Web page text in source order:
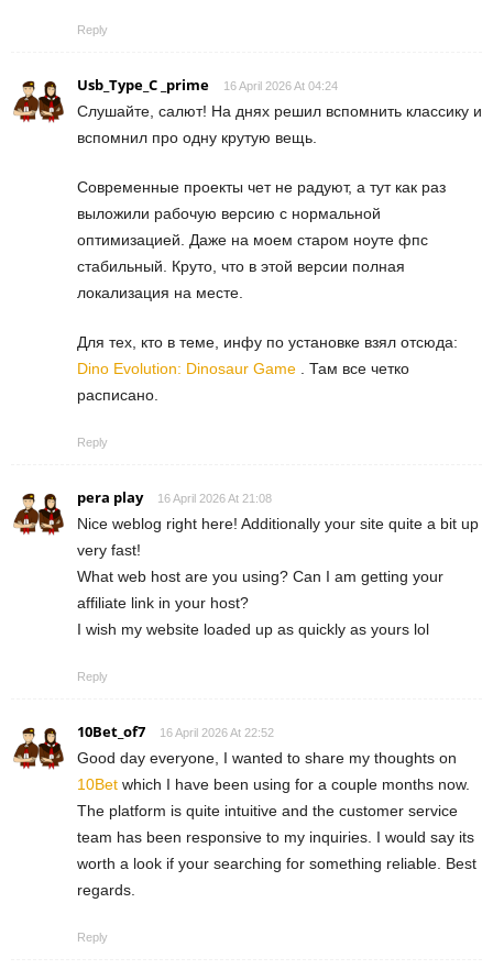
Reply
Usb_Type_C _prime 16 April 2026 At 04:24
Слушайте, салют! На днях решил вспомнить классику и
вспомнил про одну крутую вещь.
Современные проекты чет не радуют, а тут как раз
выложили рабочую версию с нормальной
оптимизацией. Даже на моем старом ноуте фпс
стабильный. Круто, что в этой версии полная
локализация на месте.
Для тех, кто в теме, инфу по установке взял отсюда:
Dino Evolution: Dinosaur Game . Там все четко
расписано.
Reply
pera play 16 April 2026 At 21:08
Nice weblog right here! Additionally your site quite a bit up
very fast!
What web host are you using? Can I am getting your
affiliate link in your host?
I wish my website loaded up as quickly as yours lol
Reply
10Bet_of7 16 April 2026 At 22:52
Good day everyone, I wanted to share my thoughts on
10Bet which I have been using for a couple months now.
The platform is quite intuitive and the customer service
team has been responsive to my inquiries. I would say its
worth a look if your searching for something reliable. Best
regards.
Reply